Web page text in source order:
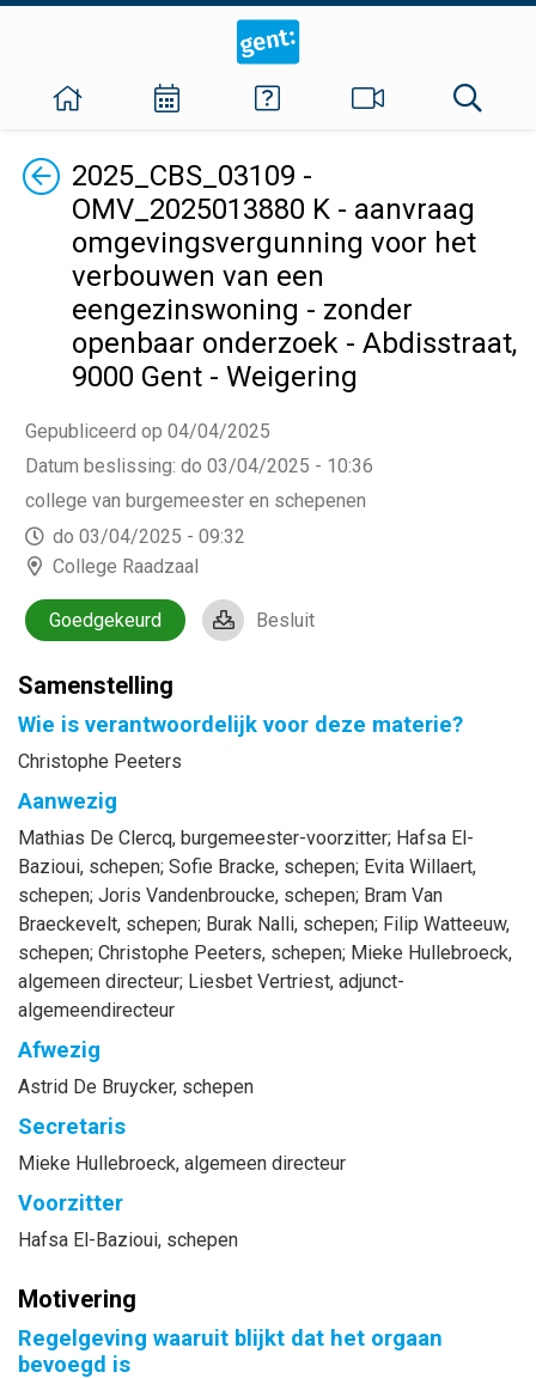
Terug2025_CBS_03109 -
OMV_2025013880 K - aanvraag
omgevingsvergunning voor het
verbouwen van een
eengezinswoning - zonder
openbaar onderzoek - Abdisstraat,
9000 Gent - Weigering
Gepubliceerd op 04/04/2025
Datum beslissing: do 03/04/2025 - 10:36
college van burgemeester en schepenen
do 03/04/2025 - 09:32
College Raadzaal
Goedgekeurd Besluit
Samenstelling
Wie is verantwoordelijk voor deze materie?
Christophe Peeters
Aanwezig
Mathias De Clercq, burgemeester-voorzitter; Hafsa El-
Bazioui, schepen; Sofie Bracke, schepen; Evita Willaert,
schepen; Joris Vandenbroucke, schepen; Bram Van
Braeckevelt, schepen; Burak Nalli, schepen; Filip Watteeuw,
schepen; Christophe Peeters, schepen; Mieke Hullebroeck,
algemeen directeur; Liesbet Vertriest, adjunct-
algemeendirecteur
Afwezig
Astrid De Bruycker, schepen
Secretaris
Mieke Hullebroeck, algemeen directeur
Voorzitter
Hafsa El-Bazioui, schepen
Motivering
Regelgeving waaruit blijkt dat het orgaan
bevoegd is